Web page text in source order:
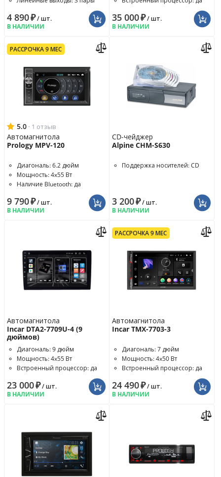
4 890₽/ шт.
В НАЛИЧИИ
35 000₽/ шт.
В НАЛИЧИИ
РАССРОЧКА 9 МЕС
5.0 · 1 отзыв
Автомагнитола
Prology MPV-120
Диагональ: 6.2 дюйм
Мощность: 4x55 Вт
Наличие Bluetooth: да
9 790₽/ шт.
В НАЛИЧИИ
CD-чейджер
Alpine CHM-S630
Поддержка носителей: CD
3 200₽/ шт.
В НАЛИЧИИ
Автомагнитола
Incar DTA2-7709U-4 (9
дюймов)
Диагональ: 9 дюйм
Мощность: 4x55 Вт
Встроенный процессор: да
23 000₽/ шт.
В НАЛИЧИИ
РАССРОЧКА 9 МЕС
Автомагнитола
Incar TMX-7703-3
Диагональ: 7 дюйм
Мощность: 4x50 Вт
Встроенный процессор: да
24 490₽/ шт.
В НАЛИЧИИ